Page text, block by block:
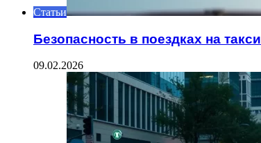
Статьи
Безопасность в поездках на такси
09.02.2026